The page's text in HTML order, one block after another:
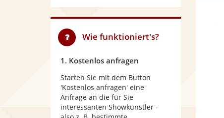
Wie funktioniert's?
1. Kostenlos anfragen
Starten Sie mit dem Button
'Kostenlos anfragen' eine
Anfrage an die für Sie
interessanten Showkünstler -